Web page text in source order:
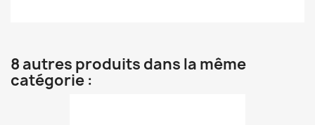
8 autres produits dans la même
catégorie :